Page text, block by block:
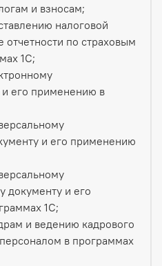
и взносам;
налоговой
отчетности по страховым
1С;
его применению в
и его применению
документу и его
1С;
и ведению кадрового
в программах